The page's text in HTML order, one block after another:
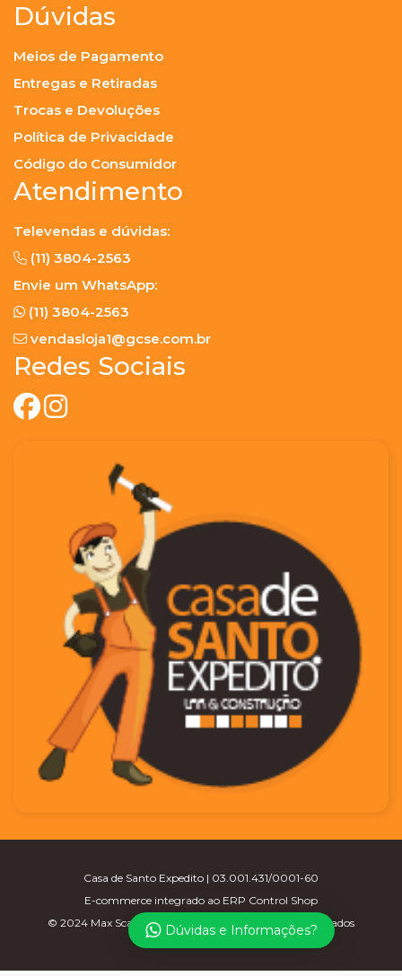
Dúvidas e Informações?
Dúvidas
Meios de Pagamento
Entregas e Retiradas
Trocas e Devoluções
Política de Privacidade
Código do Consumidor
Atendimento
Televendas e dúvidas:
(11) 3804-2563
Envie um WhatsApp:
(11) 3804-2563
vendasloja1@gcse.com.br
Redes Sociais
Casa de Santo Expedito | 03.001.431/0001-60
E-commerce integrado ao ERP Control Shop
© 2024 Max Scalla Informática | Todos os direitos reservados